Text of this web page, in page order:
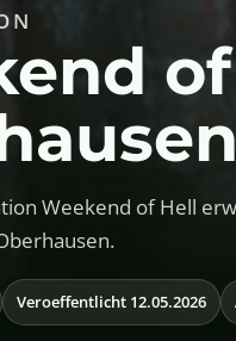
Weekend of Hell
Veroeffentlicht 12.05.2026